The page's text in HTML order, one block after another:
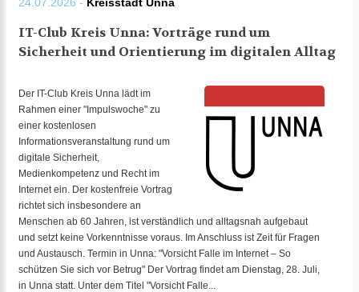
IT-Club Kreis Unna: Vorträge rund um
Sicherheit und Orientierung im digitalen Alltag
Der IT-Club Kreis Unna lädt im
Rahmen einer "Impulswoche" zu
einer kostenlosen
Informationsveranstaltung rund um
digitale Sicherheit,
Medienkompetenz und Recht im
Internet ein. Der kostenfreie Vortrag
richtet sich insbesondere an
Menschen ab 60 Jahren, ist verständlich und alltagsnah aufgebaut
und setzt keine Vorkenntnisse voraus. Im Anschluss ist Zeit für Fragen
und Austausch. Termin in Unna: "Vorsicht Falle im Internet – So
schützen Sie sich vor Betrug" Der Vortrag findet am Dienstag, 28. Juli,
in Unna statt. Unter dem Titel "Vorsicht Falle...